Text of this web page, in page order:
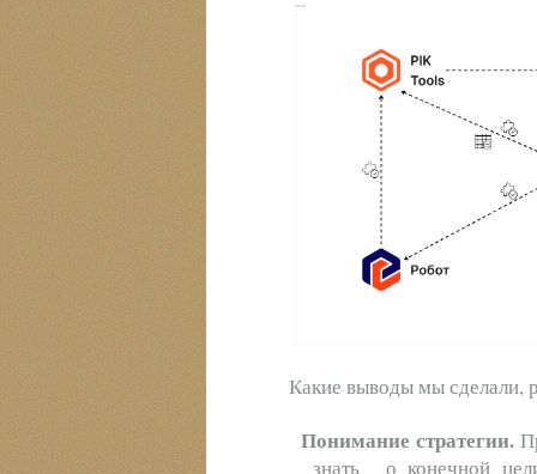
Какие выводы мы сделали,
Понимание стратегии.
знать о конечной